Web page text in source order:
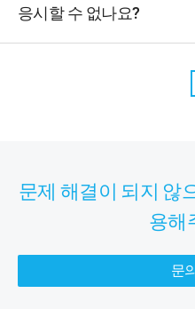
응시할 수 없나요?
문제 해결이 되지 않
용해
문